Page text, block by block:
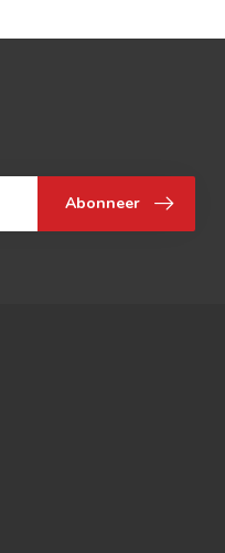
Abonneer